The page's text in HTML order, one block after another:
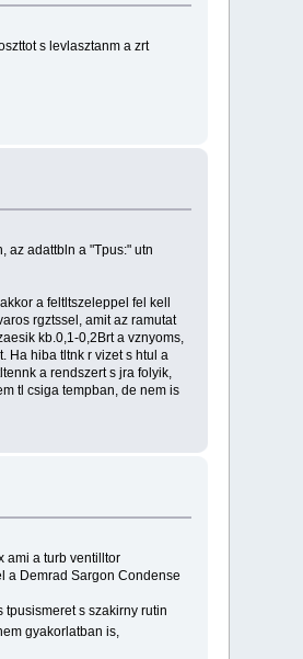
s levlasztanm a zrt
az adattbln a "Tpus:" utn
a feltltszeleppel fel kell
rgztssel, amit az ramutat
kb.0,1-0,2Brt a vznyoms,
Ha hiba tltnk r vizet s htul a
a rendszert s jra folyik,
tl csiga tempban, de nem is
ami a turb ventilltor
a Demrad Sargon Condense
s szakirny rutin
gyakorlatban is,